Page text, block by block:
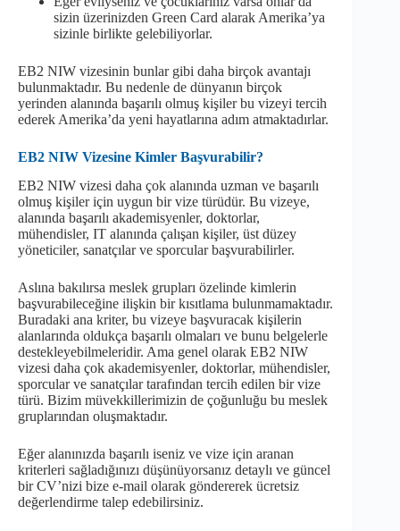
sizin üzerinizden Green Card alarak Amerika’ya
sizinle birlikte gelebiliyorlar.
EB2 NIW vizesinin bunlar gibi daha birçok avantajı
bulunmaktadır. Bu nedenle de dünyanın birçok
yerinden alanında başarılı olmuş kişiler bu vizeyi tercih
ederek Amerika’da yeni hayatlarına adım atmaktadırlar.
EB2 NIW Vizesine Kimler Başvurabilir?
EB2 NIW vizesi daha çok alanında uzman ve başarılı
olmuş kişiler için uygun bir vize türüdür. Bu vizeye,
alanında başarılı akademisyenler, doktorlar,
mühendisler, IT alanında çalışan kişiler, üst düzey
yöneticiler, sanatçılar ve sporcular başvurabilirler.
Aslına bakılırsa meslek grupları özelinde kimlerin
başvurabileceğine ilişkin bir kısıtlama bulunmamaktadır.
Buradaki ana kriter, bu vizeye başvuracak kişilerin
alanlarında oldukça başarılı olmaları ve bunu belgelerle
destekleyebilmeleridir. Ama genel olarak EB2 NIW
vizesi daha çok akademisyenler, doktorlar, mühendisler,
sporcular ve sanatçılar tarafından tercih edilen bir vize
türü. Bizim müvekkillerimizin de çoğunluğu bu meslek
gruplarından oluşmaktadır.
Eğer alanınızda başarılı iseniz ve vize için aranan
kriterleri sağladığınızı düşünüyorsanız detaylı ve güncel
bir CV’nizi bize e-mail olarak göndererek ücretsiz
değerlendirme talep edebilirsiniz.